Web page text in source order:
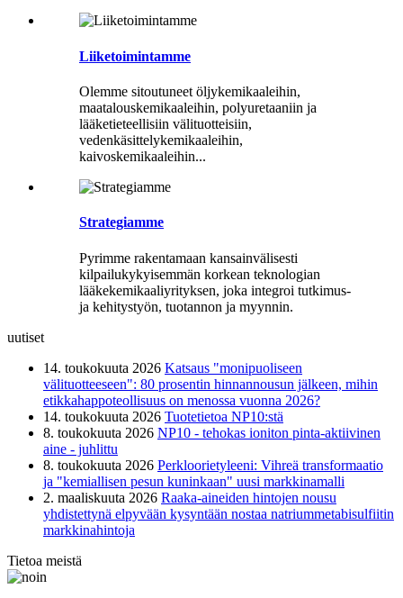
Liiketoimintamme
Olemme sitoutuneet öljykemikaaleihin,
maatalouskemikaaleihin, polyuretaaniin ja
lääketieteellisiin välituotteisiin,
vedenkäsittelykemikaaleihin,
kaivoskemikaaleihin...
Strategiamme
Pyrimme rakentamaan kansainvälisesti
kilpailukykyisemmän korkean teknologian
lääkekemikaaliyrityksen, joka integroi tutkimus-
ja kehitystyön, tuotannon ja myynnin.
uutiset
14. toukokuuta 2026 Katsaus "monipuoliseen
välituotteeseen": 80 prosentin hinnannousun jälkeen, mihin
etikkahappoteollisuus on menossa vuonna 2026?
14. toukokuuta 2026 Tuotetietoa NP10:stä
8. toukokuuta 2026 NP10 - tehokas ioniton pinta-aktiivinen
aine - juhlittu
8. toukokuuta 2026 Perkloorietyleeni: Vihreä transformaatio
ja "kemiallisen pesun kuninkaan" uusi markkinamalli
2. maaliskuuta 2026 Raaka-aineiden hintojen nousu
yhdistettynä elpyvään kysyntään nostaa natriummetabisulfiitin
markkinahintoja
Tietoa meistä